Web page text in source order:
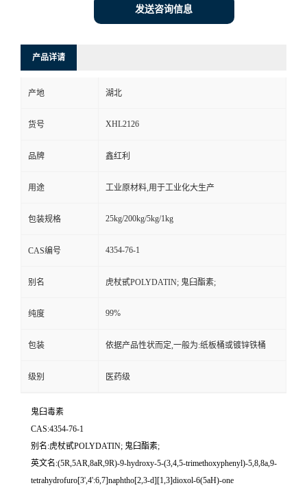
发送咨询信息
产品详请
产地 湖北
货号 XHL2126
品牌 鑫红利
用途 工业原材料,用于工业化大生产
包装规格 25kg/200kg/5kg/1kg
CAS编号 4354-76-1
别名 虎杖甙POLYDATIN; 鬼臼酯素;
纯度 99%
包装 依据产品性状而定,一般为:纸板桶或镀锌铁桶
级别 医药级
鬼臼毒素
CAS:4354-76-1
别名:虎杖甙POLYDATIN; 鬼臼酯素;
英文名:(5R,5AR,8aR,9R)-9-hydroxy-5-(3,4,5-trimethoxyphenyl)-5,8,8a,9-
tetrahydrofuro[3',4':6,7]naphtho[2,3-d][1,3]dioxol-6(5aH)-one